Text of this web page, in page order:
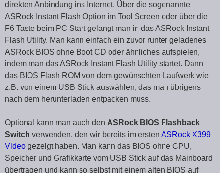
direkten Anbindung ins Internet. Über die sogenannte
ASRock Instant Flash Option im Tool Screen oder über die
F6 Taste beim PC Start gelangt man in das ASRock Instant
Flash Utility. Man kann einfach ein zuvor runter geladenes
ASRock BIOS ohne Boot CD oder ähnliches aufspielen,
indem man das ASRock Instant Flash Utility startet. Dann
das BIOS Flash ROM von dem gewünschten Laufwerk wie
z.B. von einem USB Stick auswählen, das man übrigens
nach dem herunterladen entpacken muss.
Optional kann man auch den ASRock BIOS Flashback
Switch verwenden, den wir bereits im ersten ASRock X399
Video gezeigt haben. Man kann das BIOS ohne CPU,
Speicher und Grafikkarte vom USB Stick auf das Mainboard
übertragen und kann so selbst mit einem alten BIOS auf